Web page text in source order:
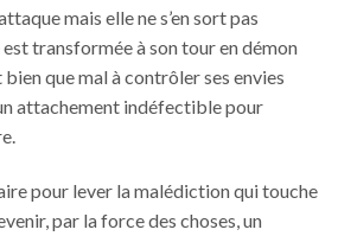
mais elle ne s’en sort pas
transformée à son tour en démon
que mal à contrôler ses envies
attachement indéfectible pour
pour lever la malédiction qui touche
par la force des choses, un